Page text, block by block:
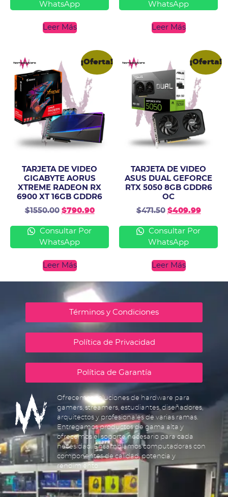
WhatsApp
Leer Más
WhatsApp
Leer Más
¡Oferta!
TARJETA DE VIDEO
GIGABYTE AORUS
XTREME RADEON RX
6900 XT 16GB GDDR6
$1550.00 $790.90
Consultar Por
WhatsApp
Leer Más
¡Oferta!
TARJETA DE VIDEO
ASUS DUAL GEFORCE
RTX 5050 8GB GDDR6
OC
$471.50 $409.99
Consultar Por
WhatsApp
Leer Más
Términos y Condiciones
Política de Privacidad
Política de Garantía
Ofrecemos soluciones de hardware para
gamers, streamers, estudiantes, diseñadores,
arquitectos y profesionales de varias ramas.
Entregamos productos de gama alta y
ofrecemos el soporte necesario para cada
necesidad. Ensamblamos computadoras con
componentes de calidad, potencia y
rendimiento.